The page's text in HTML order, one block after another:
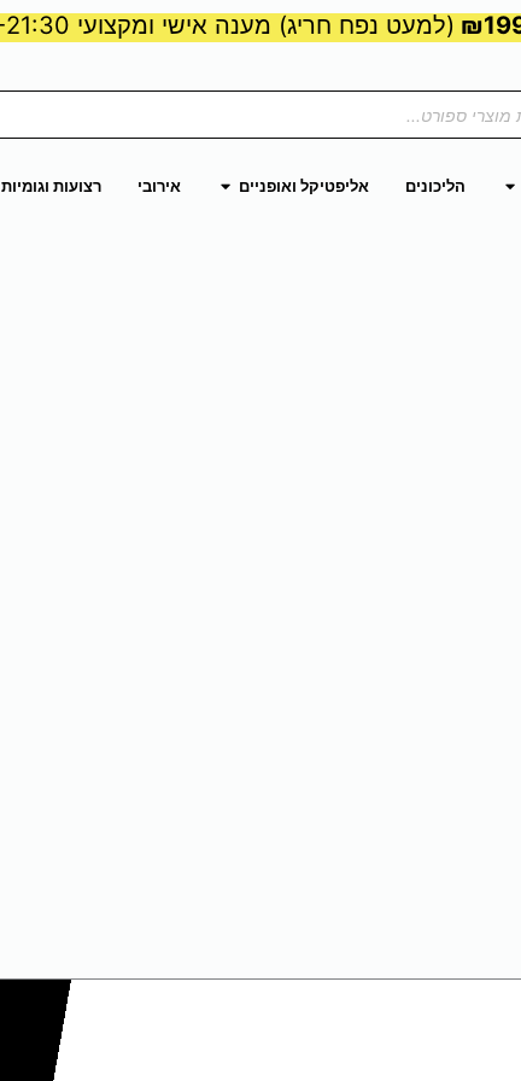
(למעט נפח חריג) מענה אישי ומקצועי 9:00-21:30 / טלפון:
פתח משקולות וכוח
הליכונים אליפטיקל ואופניים פתח אליפטיקל ואופניים
אירובי רצועות וגומיות